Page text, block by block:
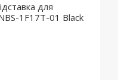
для
1F17T-01 Black